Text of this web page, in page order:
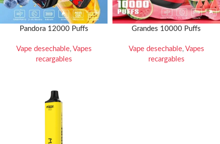
Pandora 12000 Puffs
Vape desechable, Vapes
recargables
Grandes 10000 Puffs
Vape desechable, Vapes
recargables